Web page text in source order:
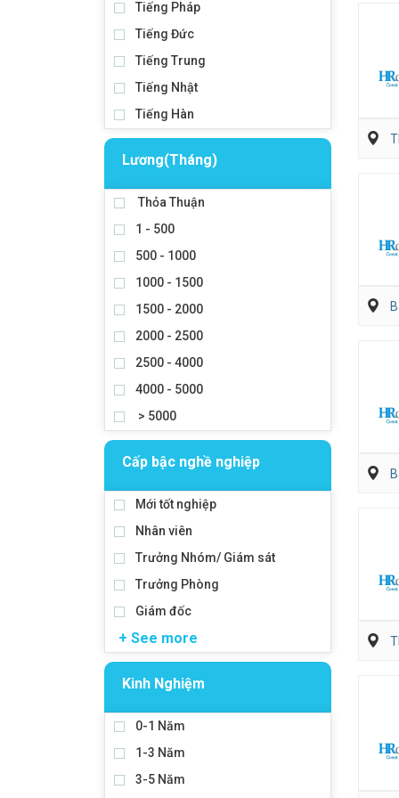
Tiếng Pháp
Tiếng Đức
Tiếng Trung
Tiếng Nhật
Tiếng Hàn
Lương(Tháng)
Thỏa Thuận
1 - 500
500 - 1000
1000 - 1500
1500 - 2000
2000 - 2500
2500 - 4000
4000 - 5000
> 5000
Cấp bậc nghề nghiệp
Mới tốt nghiệp
Nhân viên
Trưởng Nhóm/ Giám sát
Trưởng Phòng
Giám đốc
+ See more
Kinh Nghiệm
0-1 Năm
1-3 Năm
3-5 Năm